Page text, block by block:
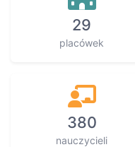
29
placówek
380
nauczycieli